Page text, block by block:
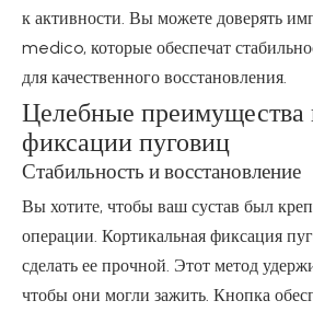
к активности. Вы можете доверять
medico, которые обеспечат
для качественного восстановления.
Целебные преимущества
фиксации пуговиц
Стабильность и восстановление
Вы хотите, чтобы ваш сустав был
операции. Кортикальная фиксация
сделать ее прочной. Этот метод
чтобы они могли зажить. Кнопка